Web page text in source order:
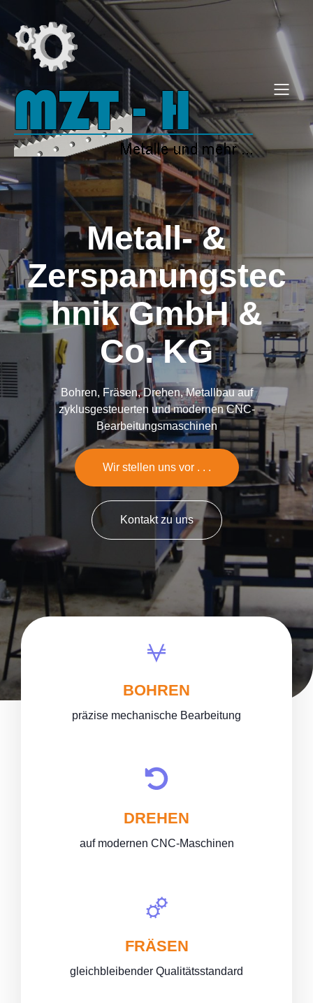
Metall- &
Zerspanungstec
hnik GmbH &
Co. KG
Bohren, Fräsen, Drehen, Metallbau auf
zyklusgesteuerten und modernen CNC-
Bearbeitungsmaschinen
Wir stellen uns vor . . .
Kontakt zu uns
BOHREN
präzise mechanische Bearbeitung
DREHEN
auf modernen CNC-Maschinen
FRÄSEN
gleichbleibender Qualitätsstandard